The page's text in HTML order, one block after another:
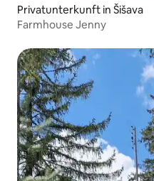
Privatunterkunft in Šišava
Farmhouse Jenny